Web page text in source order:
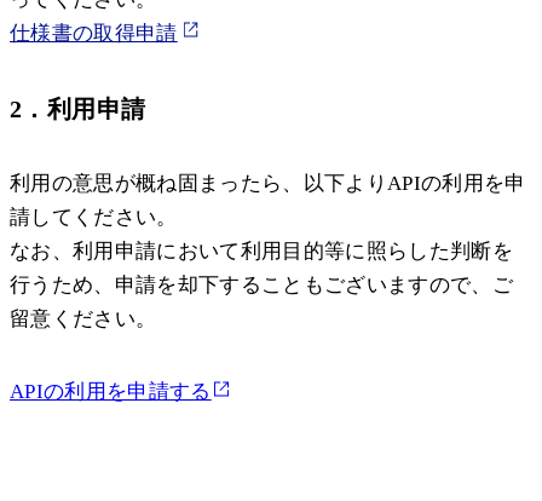
仕様書の取得申請
2．利用申請
利用の意思が概ね固まったら、以下よりAPIの利用を申
請してください。
なお、利用申請において利用目的等に照らした判断を
行うため、申請を却下することもございますので、ご
留意ください。
APIの利用を申請する